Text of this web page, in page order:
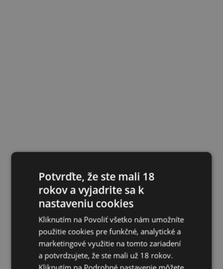
Potvrďte, že ste mali 18
rokov a vyjadrite sa k
nastaveniu cookies
Kliknutím na Povoliť všetko nám umožníte
použitie cookies pre funkčné, analytické a
marketingové využitie na tomto zariadení
a potvrdzujete, že ste mali už 18 rokov.